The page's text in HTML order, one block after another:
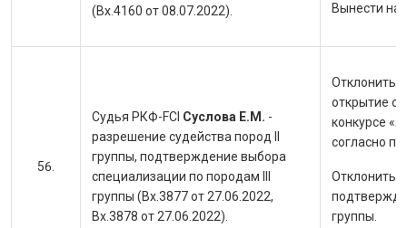
(Вх.4160 от 08.07.2022).
Вынести на
Судья РКФ-FCI Суслова Е.М. -
разрешение судейства пород II
группы, подтверждение выбора
специализации по породам III
группы (Вх.3877 от 27.06.2022,
Вх.3878 от 27.06.2022).
Отклонить
открытие
конкурсе
согласно
Отклонить
группы.